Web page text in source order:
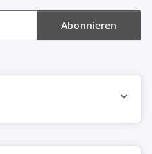
Abonnieren